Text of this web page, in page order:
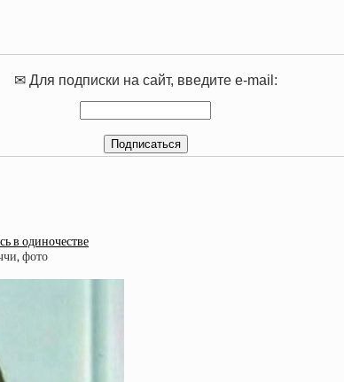
✉ Для подписки на сайт, введите e-mail:
в одиночестве